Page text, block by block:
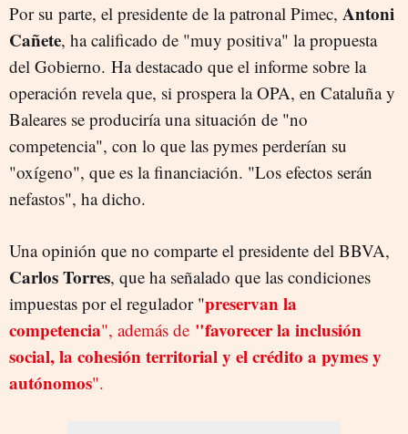
Por su parte, el presidente de la patronal Pimec, Antoni
Cañete, ha calificado de "muy positiva" la propuesta
del Gobierno. Ha destacado que el informe sobre la
operación revela que, si prospera la OPA, en Cataluña y
Baleares se produciría una situación de "no
competencia", con lo que las pymes perderían su
"oxígeno", que es la financiación. "Los efectos serán
nefastos", ha dicho.
Una opinión que no comparte el presidente del BBVA,
Carlos Torres, que ha señalado que las condiciones
impuestas por el regulador "preservan la
competencia", además de "favorecer la inclusión
social, la cohesión territorial y el crédito a pymes y
autónomos".